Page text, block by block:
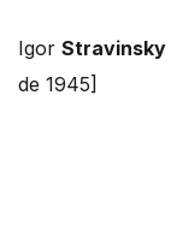
Igor Stravinsky
de 1945]